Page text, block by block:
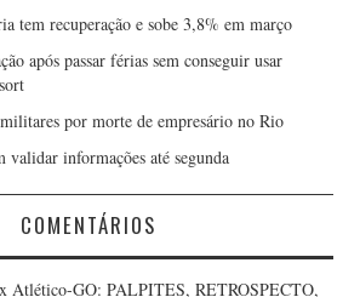
tem recuperação e sobe 3,8% em março
após passar férias sem conseguir usar
por morte de empresário no Rio
validar informações até segunda
COMENTÁRIOS
Atlético-GO: PALPITES, RETROSPECTO,